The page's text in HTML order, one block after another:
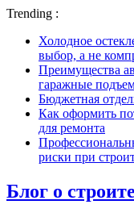
Trending :
Холодное
выбор, а не
Преимущества
гаражные
Бюджетная
Как оформить
для ремонта
риски при
Блог о